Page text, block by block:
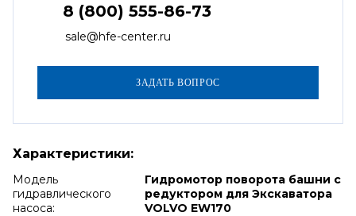
8 (800) 555-86-73
sale@hfe-center.ru
Характеристики:
Модель
гидравлического
насоса:
Гидромотор поворота башни с
редуктором для Экскаватора
VOLVO EW170